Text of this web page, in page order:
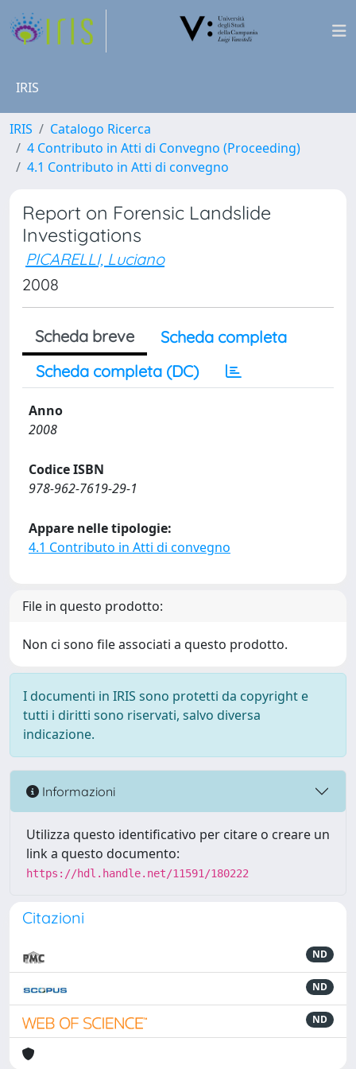
IRIS
IRIS
Catalogo Ricerca
4 Contributo in Atti di Convegno (Proceeding)
4.1 Contributo in Atti di convegno
Report on Forensic Landslide
Investigations
PICARELLI, Luciano
2008
Scheda breve
Scheda completa
Scheda completa (DC)
Anno
2008
Codice ISBN
978-962-7619-29-1
Appare nelle tipologie:
4.1 Contributo in Atti di convegno
File in questo prodotto:
Non ci sono file associati a questo prodotto.
I documenti in IRIS sono protetti da copyright e
tutti i diritti sono riservati, salvo diversa
indicazione.
Informazioni
Utilizza questo identificativo per citare o creare un
link a questo documento:
https://hdl.handle.net/11591/180222
Citazioni
ND
ND
ND